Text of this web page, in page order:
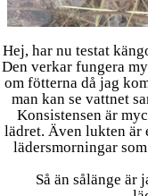
Hej, har nu testat
Den verkar fungera
om fötterna då jag
man kan se vattnet
Konsistensen är
lädret. Även lukten är
lädersmorningar
Så än sålänge är